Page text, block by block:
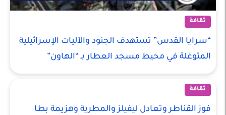
ثقافة
“سرايا القدس” تستهدف الجنود والآليات الإسرائيلية
المتوغلة في محيط مسجد العطار بـ “الهاون”
ثقافة
فوز القناطر وتعادل ليفيلز والمطرية وهزيمة بطا